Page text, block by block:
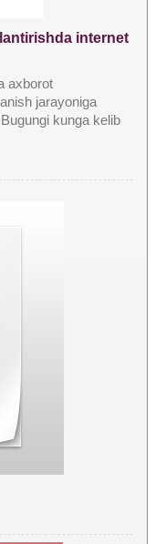
internet
axborot
jarayoniga
Bugungi kunga kelib